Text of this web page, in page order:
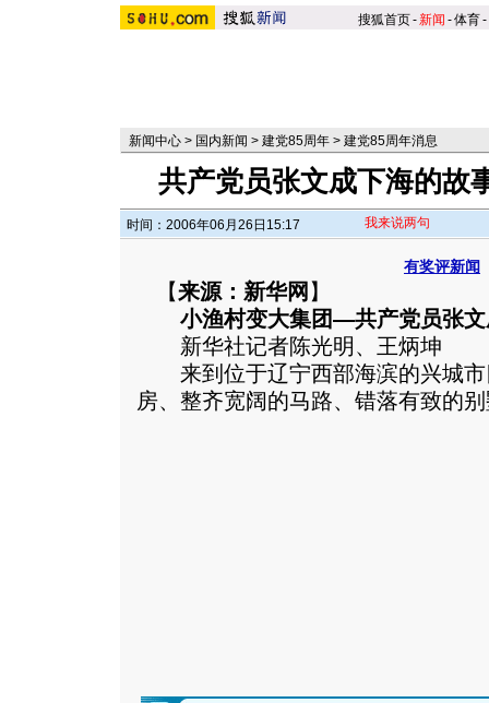
搜狐首页-新闻 -体育-
新闻中心 > 国内新闻 > 建党85周年 > 建党85周年消息
共产党员张文成下海的故
时间：2006年06月26日15:17 我来说两句
有奖评新闻
【来源：新华网 】
小渔村变大集团—共产党员张文
新华社记者陈光明、王炳坤
来到位于辽宁西部海滨的兴城市
房、整齐宽阔的马路、错落有致的